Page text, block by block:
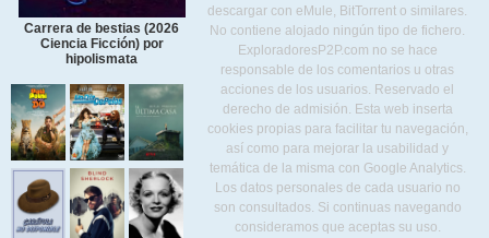
Carrera de bestias (2026
Ciencia Ficción) por
hipolismata
descargar con eMule, BitTorrent o similares.
No contiene alojado ningún tipo de fichero.
ExploradoresP2P.com no se hace
responsable de los comentarios u otras
acciones de los usuarios. Reservado el
derecho de admisión. Esta web inserta
cookies propias para facilitar tu navegación,
así como para mejorar la usabilidad y
temática de la misma con Google Analytics.
Los datos personales de cada usuario no
son consultados. Si continuas navegando
consideramos que aceptas su uso.